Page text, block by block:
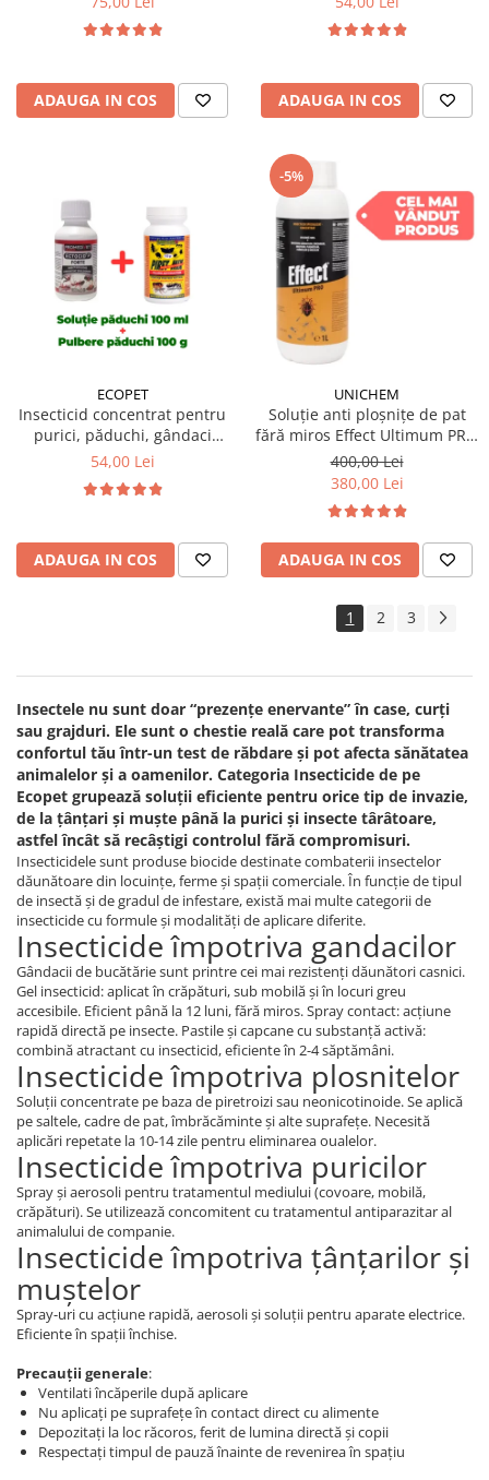
ADAUGA IN COS
pulbere Virkon S 50 gr
ADAUGA IN COS
ECOPET
Insecticid concentrat pentru
purici, păduchi, gândaci
Ectocid Forte 100 ml +
pulbere 100 gr
54,00 Lei
ADAUGA IN COS
-5%
UNICHEM
Soluție anti ploșnițe de pat
fără miros Effect Ultimum PRO
1 L
400,00 Lei
380,00 Lei
ADAUGA IN COS
1 2 3
Insectele nu sunt doar “prezențe enervante” în case, curți
sau grajduri. Ele sunt o chestie reală care pot transforma
confortul tău într-un test de răbdare și pot afecta sănătatea
animalelor și a oamenilor. Categoria Insecticide de pe
Ecopet grupează soluții eficiente pentru orice tip de invazie,
de la țânțari și muște până la purici și insecte târâtoare,
astfel încât să recâștigi controlul fără compromisuri.
Insecticidele sunt produse biocide destinate combaterii insectelor
dăunătoare din locuințe, ferme și spații comerciale. În funcție de tipul
de insectă și de gradul de infestare, există mai multe categorii de
insecticide cu formule și modalități de aplicare diferite.
Insecticide împotriva gandacilor
Gândacii de bucătărie sunt printre cei mai rezistenți dăunători casnici.
Gel insecticid: aplicat în crăpături, sub mobilă și în locuri greu
accesibile. Eficient până la 12 luni, fără miros. Spray contact: acțiune
rapidă directă pe insecte. Pastile și capcane cu substanță activă:
combină atractant cu insecticid, eficiente în 2-4 săptămâni.
Insecticide împotriva plosnitelor
Soluții concentrate pe baza de piretroizi sau neonicotinoide. Se aplică
pe saltele, cadre de pat, îmbrăcăminte și alte suprafețe. Necesită
aplicări repetate la 10-14 zile pentru eliminarea oualelor.
Insecticide împotriva puricilor
Spray și aerosoli pentru tratamentul mediului (covoare, mobilă,
crăpături). Se utilizează concomitent cu tratamentul antiparazitar al
animalului de companie.
Insecticide împotriva țânțarilor și
muștelor
Spray-uri cu acțiune rapidă, aerosoli și soluții pentru aparate electrice.
Eficiente în spații închise.
Precauții generale:
Ventilati încăperile după aplicare
Nu aplicați pe suprafețe în contact direct cu alimente
Depozitați la loc răcoros, ferit de lumina directă și copii
Respectați timpul de pauză înainte de revenirea în spațiu